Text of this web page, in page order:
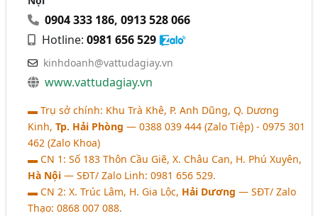
0904 333 186,0913 528 066
Hotline:0981 656 529
kinhdoanh@vattudagiay.vn
www.vattudagiay.vn
▬ Trụ sở chính: Khu Trà Khê, P. Anh Dũng, Q. Dương
Kinh,Tp. Hải Phòng ― 0388 039 444 (Zalo Tiệp) - 0975 301
462 (Zalo Khoa)
▬ CN 1: Số 183 Thôn Cầu Giẽ, X. Châu Can, H. Phú Xuyên,
Hà Nội ― SĐT/ Zalo Linh: 0981 656 529.
▬ CN 2: X. Trúc Lâm, H. Gia Lộc, Hải Dương ― SĐT/ Zalo
Thạo: 0868 007 088.